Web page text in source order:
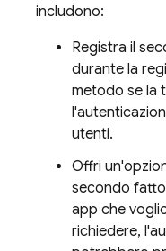
includono:
Registra il
durante la
metodo se la
utenti.
Offri
secondo
app che
richiedere,